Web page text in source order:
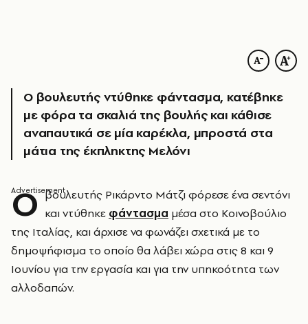
Ο βουλευτής ντύθηκε φάντασμα, κατέβηκε
με φόρα τα σκαλιά της βουλής και κάθισε
αναπαυτικά σε μία καρέκλα, μπροστά στα
μάτια της έκπληκτης Μελόνι
Ο βουλευτής Ρικάρντο Μάτζι φόρεσε ένα σεντόνι
και ντύθηκε φάντασμα μέσα στο Κοινοβούλιο
της Ιταλίας, και άρχισε να φωνάζει σχετικά με το
δημοψήφισμα το οποίο θα λάβει χώρα στις 8 και 9
Ιουνίου για την εργασία και για την υπηκοότητα των
αλλοδαπών.